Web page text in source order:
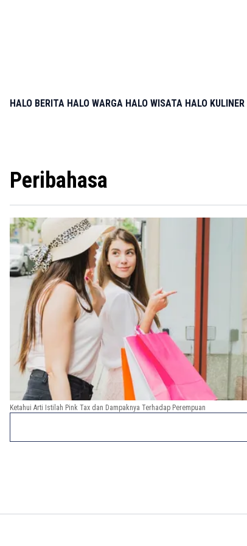
HALO BERITA HALO WARGA HALO WISATA HALO KULINER
Peribahasa
Ketahui Arti Istilah Pink Tax dan Dampaknya Terhadap Perempuan